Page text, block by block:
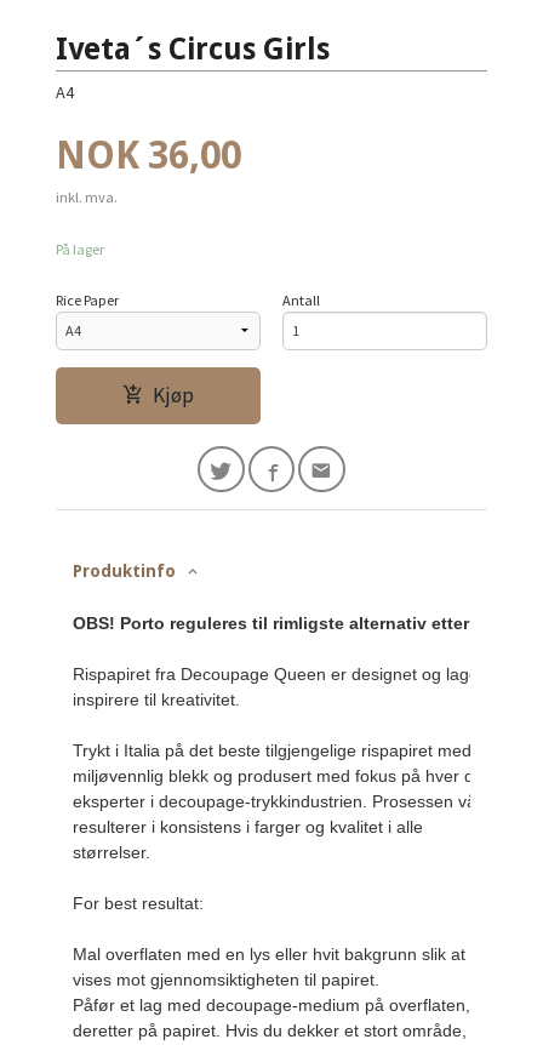
Iveta´s Circus Girls
A4
Pris
NOK 36,00
inkl. mva.
På lager
Rice Paper Antall
Kjøp
Produktinfo
OBS! Porto reguleres til rimligste alternativ etter
Rispapiret fra Decoupage Queen er designet og laget for å
inspirere til kreativitet.
Trykt i Italia på det beste tilgjengelige rispapiret med
miljøvennlig blekk og produsert med fokus på hver detalj av
eksperter i decoupage-trykkindustrien. Prosessen vår
resulterer i konsistens i farger og kvalitet i alle
størrelser.
For best resultat:
Mal overflaten med en lys eller hvit bakgrunn slik at bildet
vises mot gjennomsiktigheten til papiret.
Påfør et lag med decoupage-medium på overflaten, og legg
deretter på papiret. Hvis du dekker et stort område, er det